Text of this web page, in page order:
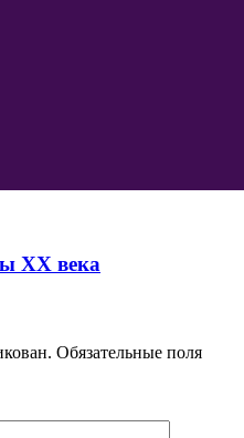
XX века
Обязательные поля